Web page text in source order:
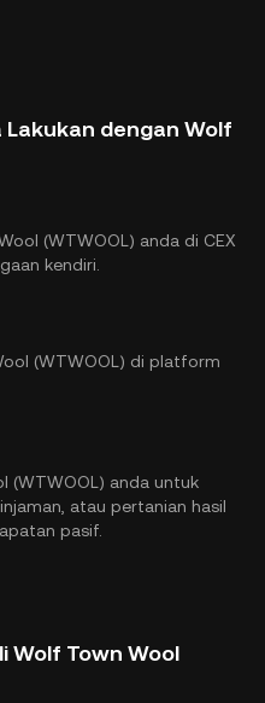
Lakukan dengan Wolf
(WTWOOL) anda di CEX
kendiri.
(WTWOOL) di platform
(WTWOOL) anda untuk
atau pertanian hasil
pasif.
Wolf Town Wool